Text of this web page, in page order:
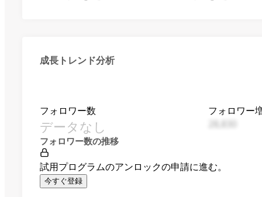
成長トレンド分析
フォロワー数
データなし
フォロワー
フォロワー数の推移
試用プログラムのアンロックの申請に進む。
今すぐ登録